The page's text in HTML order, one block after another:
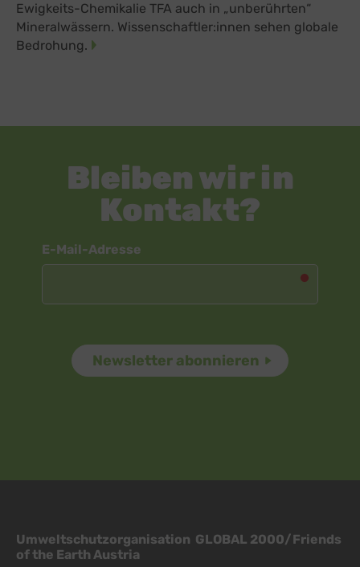
Ewigkeits-Chemikalie TFA auch in „unberührten“
Mineralwässern. Wissenschaftler:innen sehen globale
Bedrohung.
Bleiben wir in
Kontakt?
E-Mail-Adresse
Umweltschutzorganisation GLOBAL 2000/Friends
of the Earth Austria